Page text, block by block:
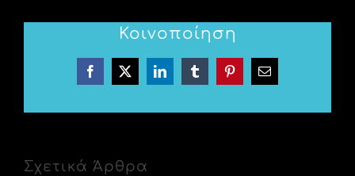
Κοινοποίηση
Facebook
X LinkedInTumblrPinterestEmail
Σχετικά Άρθρα